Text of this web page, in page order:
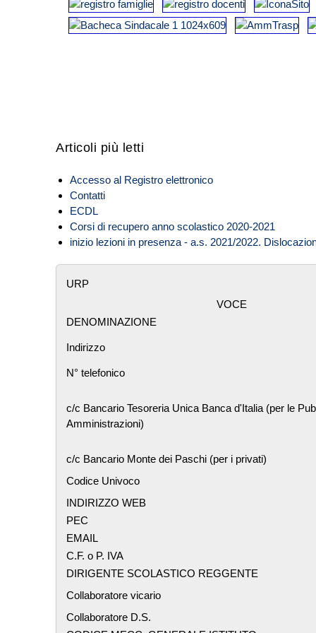
Articoli più letti
Accesso al Registro elettronico
Contatti
ECDL
Corsi di recupero anno scolastico 2020-2021
inizio lezioni in presenza - a.s. 2021/2022.
URP
VOCE
DENOMINAZIONE
Indirizzo
N° telefonico
c/c Bancario Tesoreria Unica Banca d'Italia (per le
Amministrazioni)
c/c Bancario Monte dei Paschi (per i privati)
Codice Univoco
INDIRIZZO WEB
PEC
EMAIL
C.F. o P. IVA
DIRIGENTE SCOLASTICO REGGENTE
Collaboratore vicario
Collaboratore D.S.